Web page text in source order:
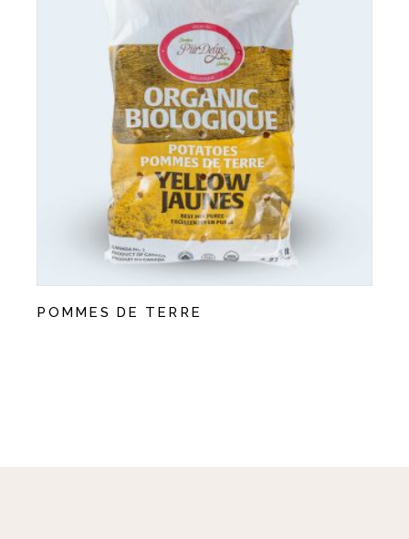
POMMES DE TERRE